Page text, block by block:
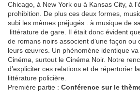
Chicago, à New York ou à Kansas City, à
prohibition. De plus ces deux formes,
subi les mêmes préjugés : à musique de
littérature de gare. Il était donc évident
de romans noirs associent d’une façon ou
leurs œuvres. Un phénomène identique
Cinéma, surtout le Cinéma Noir. Notre
d’expliciter ces relations et de répertorier
littérature policière.
Première partie : Conférence sur le